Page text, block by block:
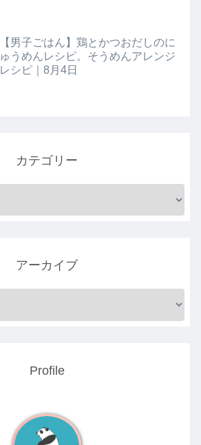
【男子ごはん】鶏とかつおだしのに
ゅうめんレシピ。そうめんアレンジ
レシピ｜8月4日
カテゴリー
アーカイブ
Profile